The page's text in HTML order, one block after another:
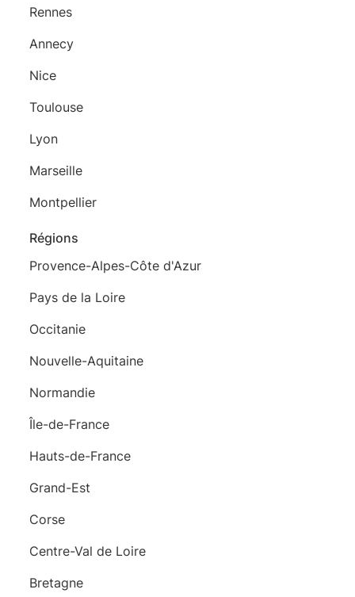
Rennes
Annecy
Nice
Toulouse
Lyon
Marseille
Montpellier
Régions
Provence-Alpes-Côte d'Azur
Pays de la Loire
Occitanie
Nouvelle-Aquitaine
Normandie
Île-de-France
Hauts-de-France
Grand-Est
Corse
Centre-Val de Loire
Bretagne